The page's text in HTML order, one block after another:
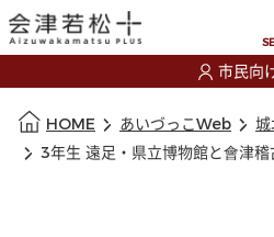
市民向
HOME あいづっこWeb
3年生 遠足・県立博物館と會津稽